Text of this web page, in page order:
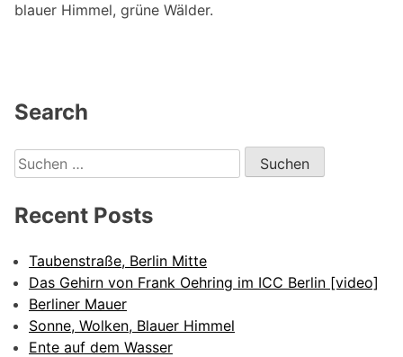
blauer Himmel, grüne Wälder.
Search
Suchen
nach:
Recent Posts
Taubenstraße, Berlin Mitte
Das Gehirn von Frank Oehring im ICC Berlin [video]
Berliner Mauer
Sonne, Wolken, Blauer Himmel
Ente auf dem Wasser